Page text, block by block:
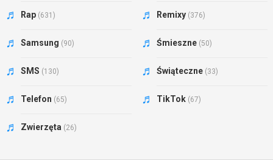
Rap (631) Remixy (376)
Samsung (90) Śmieszne (50)
SMS (130) Świąteczne (33)
Telefon (65) TikTok (67)
Zwierzęta (26)